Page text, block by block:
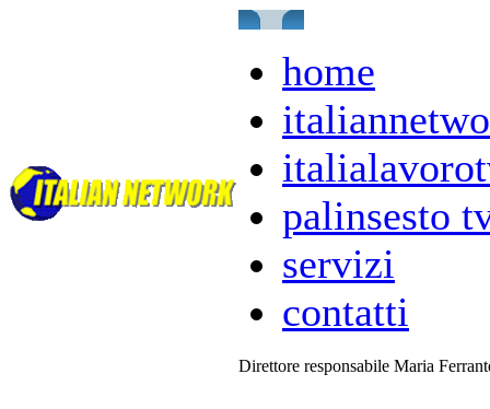
home
palinsesto
servizi
contatti
Direttore responsabile Maria